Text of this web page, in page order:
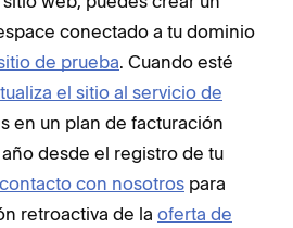
conectado a tu dominio
de prueba. Cuando esté
el sitio al servicio de
en un plan de facturación
desde el registro de tu
con nosotros para
retroactiva de la oferta de